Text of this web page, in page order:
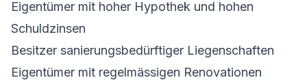
Eigentümer mit hoher Hypothek und hohen
Schuldzinsen
Besitzer sanierungsbedürftiger Liegenschaften
Eigentümer mit regelmässigen Renovationen